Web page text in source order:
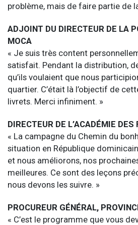
problème, mais de faire partie de
ADJOINT DU DIRECTEUR DE LA
MOCA
« Je suis très content
satisfait. Pendant la distribution,
qu’ils voulaient que nous
quartier. C’était là l’objectif de
livrets. Merci infiniment. »
DIRECTEUR DE L’ACADÉMIE
« La campagne du Chemin du
situation en République
et nous améliorons, nos
meilleures. Ce sont des leçons
nous devons les suivre. »
PROCUREUR GÉNÉRAL,
« C’est le programme que vous